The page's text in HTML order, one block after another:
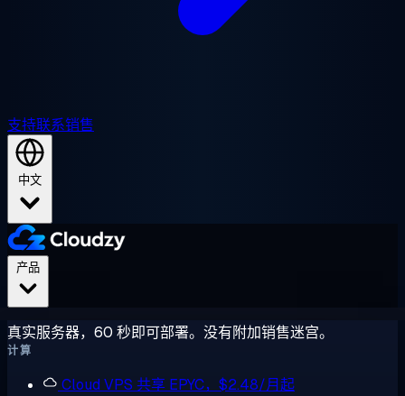
支持联系销售
中文
真实服务器，60 秒即可部署。没有附加销售迷宫。
计算
Cloud VPS 共享 EPYC，$2.48/月起